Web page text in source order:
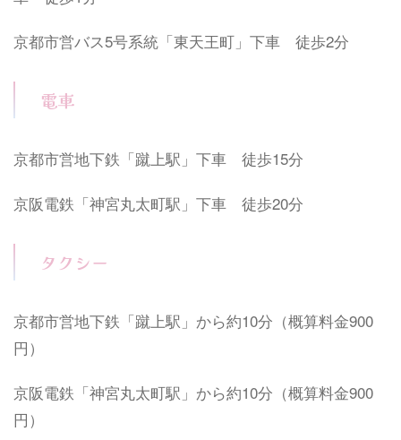
京都市営バス5号系統「東天王町」下車 徒歩2分
電車
京都市営地下鉄「蹴上駅」下車 徒歩15分
京阪電鉄「神宮丸太町駅」下車 徒歩20分
タクシー
京都市営地下鉄「蹴上駅」から約10分（概算料金900
円）
京阪電鉄「神宮丸太町駅」から約10分（概算料金900
円）